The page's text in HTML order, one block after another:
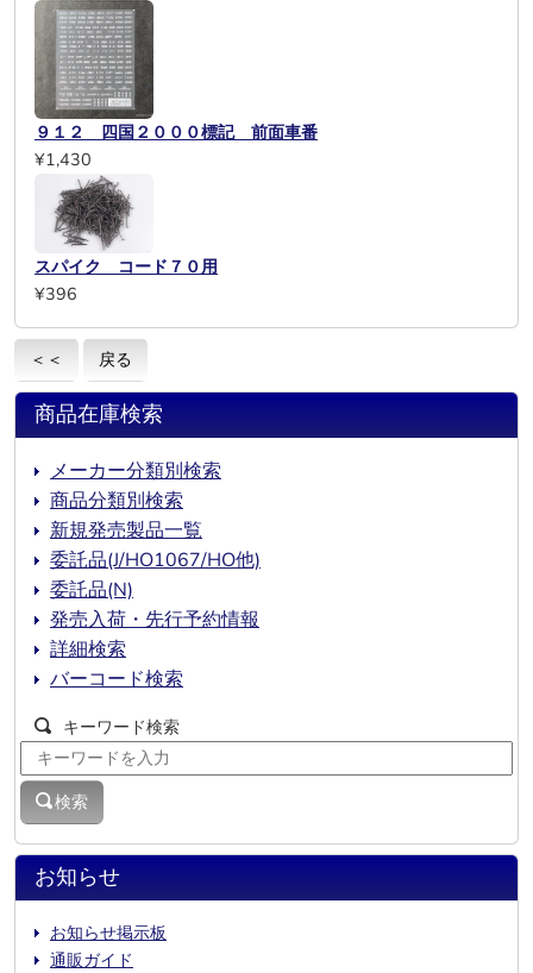
９１２ 四国２０００標記 前面車番
¥1,430
スパイク コード７０用
¥396
＜＜ 戻る
お知らせ
お知らせ掲示板
通販ガイド
商品在庫検索
メーカー分類別検索
商品分類別検索
新規発売製品一覧
委託品(J/HO1067/HO他)
委託品(N)
発売入荷・先行予約情報
詳細検索
バーコード検索
キーワード検索
検索